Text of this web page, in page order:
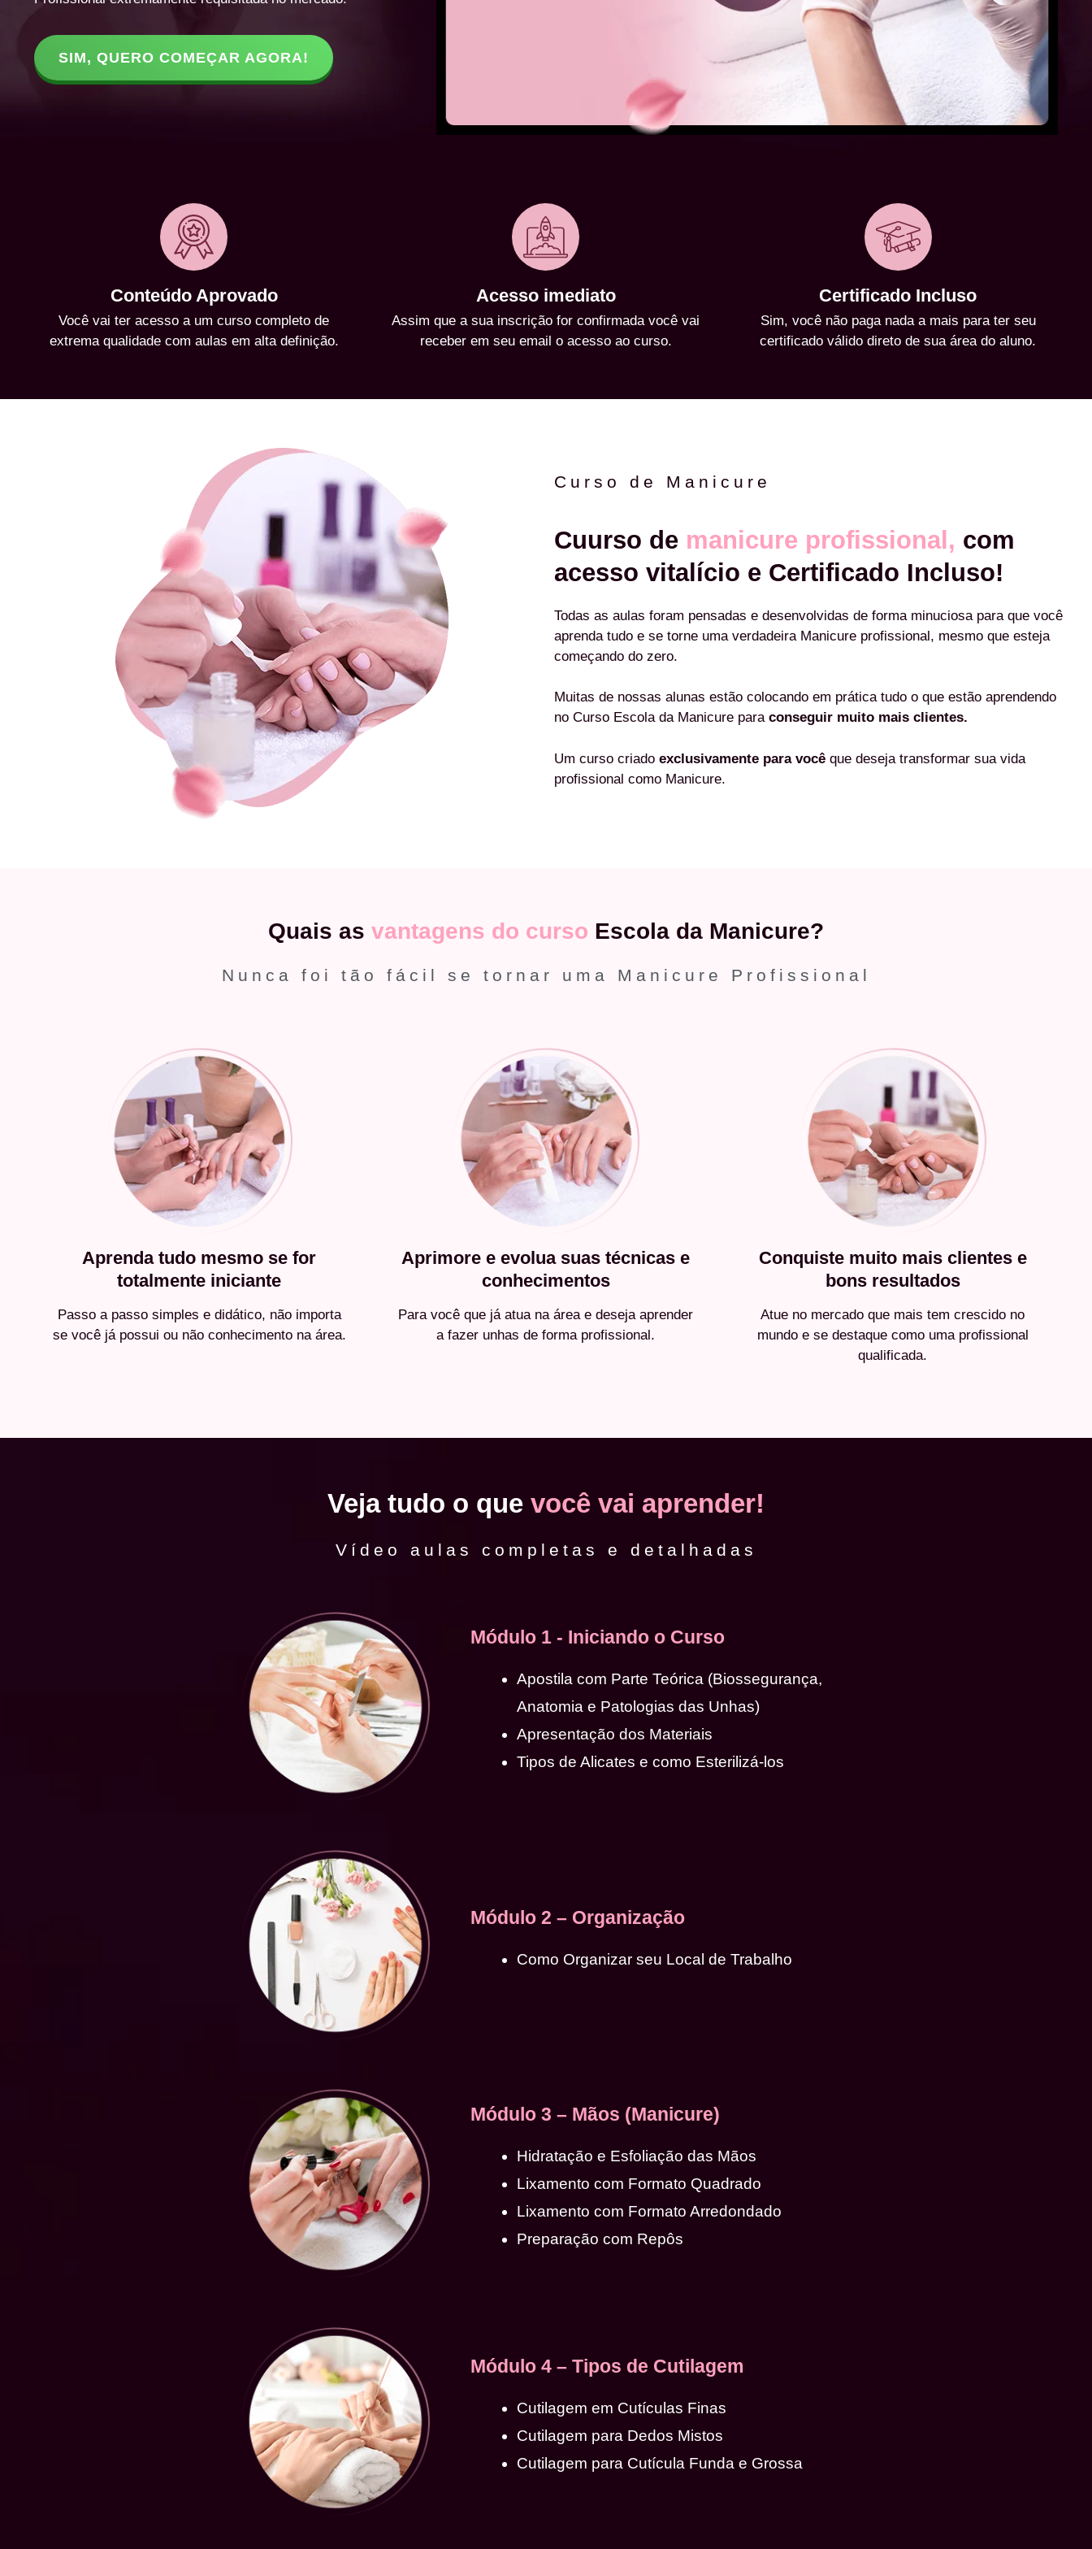
SIM, QUERO COMEÇAR AGORA!
Conteúdo Aprovado
Você vai ter acesso a um curso completo de
extrema qualidade com aulas em alta definição.
Acesso imediato
Assim que a sua inscrição for confirmada você vai
receber em seu email o acesso ao curso.
Certificado Incluso
Sim, você não paga nada a mais para ter seu
certificado válido direto de sua área do aluno.
Curso de Manicure
Cuurso de manicure profissional, com
acesso vitalício e Certificado Incluso!
Todas as aulas foram pensadas e desenvolvidas de forma minuciosa para que você
aprenda tudo e se torne uma verdadeira Manicure profissional, mesmo que esteja
começando do zero.
Muitas de nossas alunas estão colocando em prática tudo o que estão aprendendo
no Curso Escola da Manicure para conseguir muito mais clientes.
Um curso criado exclusivamente para você que deseja transformar sua vida
profissional como Manicure.
Quais as vantagens do curso Escola da Manicure?
Nunca foi tão fácil se tornar uma Manicure Profissional
Aprenda tudo mesmo se for
totalmente iniciante
Passo a passo simples e didático, não importa
se você já possui ou não conhecimento na área.
Aprimore e evolua suas técnicas e
conhecimentos
Para você que já atua na área e deseja aprender
a fazer unhas de forma profissional.
Conquiste muito mais clientes e
bons resultados
Atue no mercado que mais tem crescido no
mundo e se destaque como uma profissional
qualificada.
Veja tudo o que você vai aprender!
Vídeo aulas completas e detalhadas
Módulo 1 - Iniciando o Curso
Apostila com Parte Teórica (Biossegurança,
Anatomia e Patologias das Unhas)
Apresentação dos Materiais
Tipos de Alicates e como Esterilizá-los
Módulo 2 – Organização
Como Organizar seu Local de Trabalho
Módulo 3 – Mãos (Manicure)
Hidratação e Esfoliação das Mãos
Lixamento com Formato Quadrado
Lixamento com Formato Arredondado
Preparação com Repôs
Módulo 4 – Tipos de Cutilagem
Cutilagem em Cutículas Finas
Cutilagem para Dedos Mistos
Cutilagem para Cutícula Funda e Grossa